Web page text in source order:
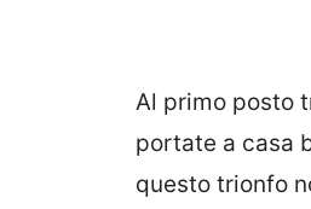
Al primo posto
portate a casa
questo trionfo